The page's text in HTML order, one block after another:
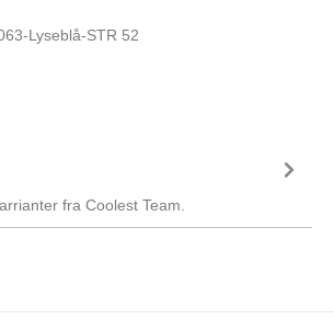
Lyseblå-STR 52
fra Coolest Team.